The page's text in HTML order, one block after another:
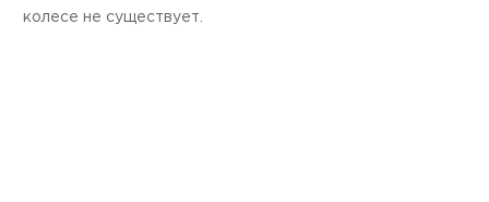
колесе не существует.